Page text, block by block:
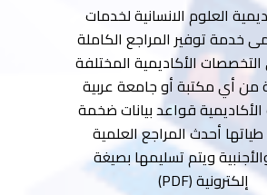
العلوم الانسانية لخدمات
خدمة توفير المراجع الكاملة
التخصصات الأكاديمية المختلفة
من أي مكتبة أو جامعة عربية
قواعد بيانات ضخمة
أحدث المراجع العلمية
ويتم تسليمها بصيغة
إلكترونية (PDF)